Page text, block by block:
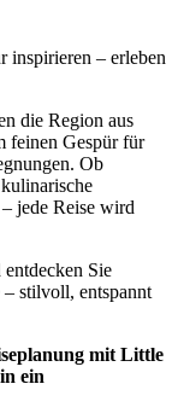
inspirieren – erleben
die Region aus
feinen Gespür für
Ob
jede Reise wird
Sie
– stilvoll, entspannt
mit Little
ein